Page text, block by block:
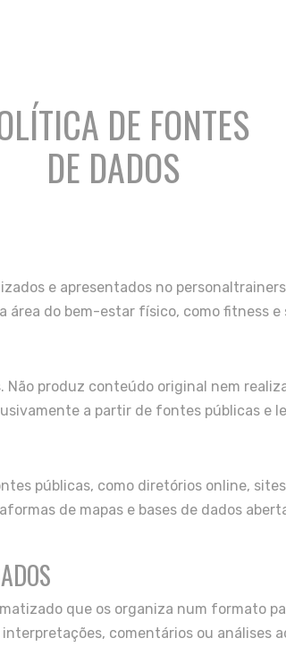
DE FONTES
DE DADOS
e apresentados no
área do bem-estar físico, como fitness e
produz conteúdo original nem
a partir de fontes públicas e
públicas, como diretórios online,
de mapas e bases de dados
que os organiza num formato
comentários ou análises